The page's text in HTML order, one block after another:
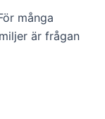
många
är frågan